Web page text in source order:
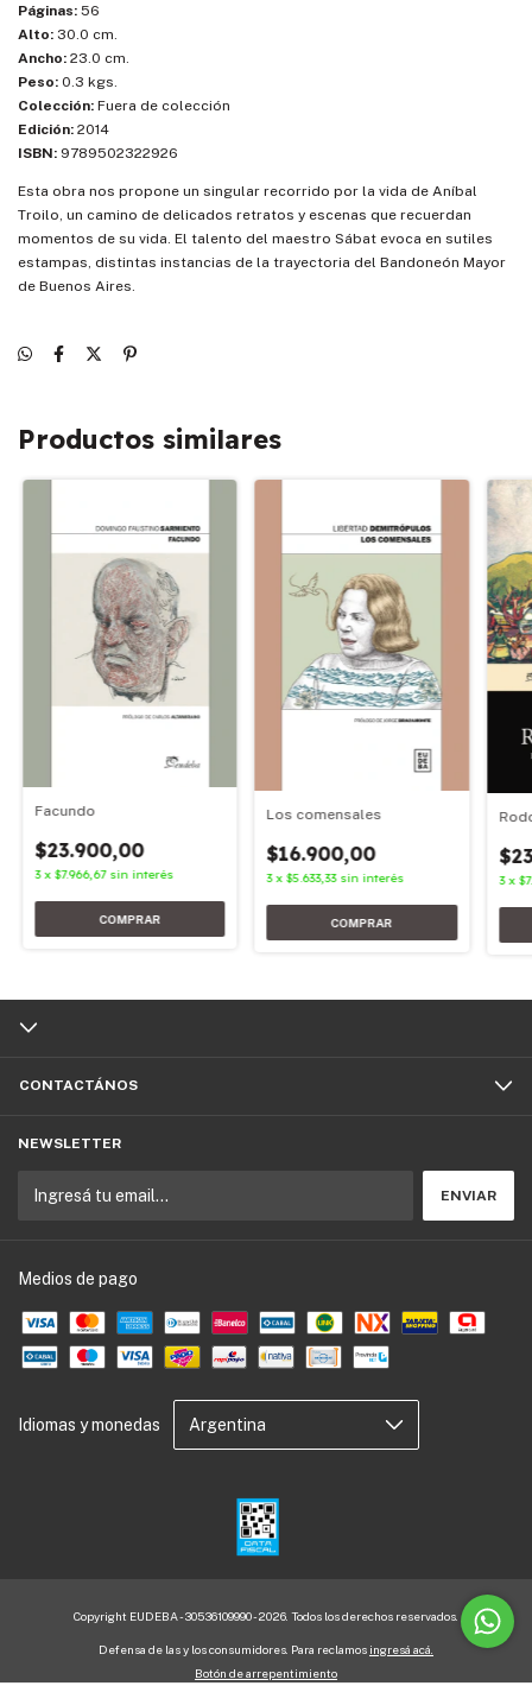
Páginas: 56
Alto: 30.0 cm.
Ancho: 23.0 cm.
Peso: 0.3 kgs.
Colección: Fuera de colección
Edición: 2014
ISBN: 9789502322926
Esta obra nos propone un singular recorrido por la vida de Aníbal
Troilo, un camino de delicados retratos y escenas que recuerdan
momentos de su vida. El talento del maestro Sábat evoca en sutiles
estampas, distintas instancias de la trayectoria del Bandoneón Mayor
de Buenos Aires.
Productos similares
Facundo
$23.900,00
3 x $7.966,67 sin interés
Los comensales
$16.900,00
3 x$5.633,33 sin interés 3 x
CONTACTÁNOS
NEWSLETTER
Medios de pago
Idiomas y monedas
Copyright EUDEBA - 30536109990 - 2026. Todos los derechos reservados.
Defensa de las y los consumidores. Para reclamos ingresá acá.
Botón de arrepentimiento